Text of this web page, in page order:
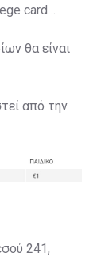
card
θα είναι
από την
241,